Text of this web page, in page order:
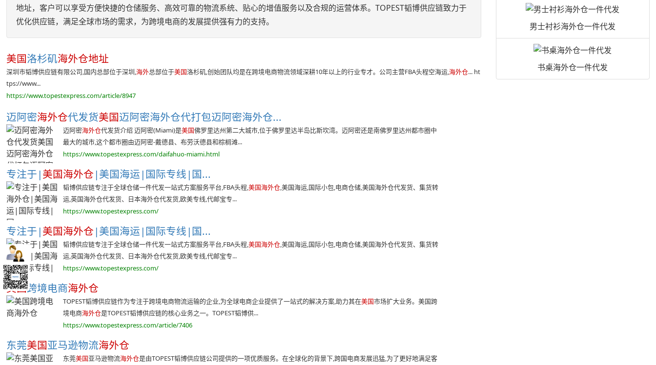
地址，客户可以享受方便快捷的仓储服务、高效可靠的物流系统、贴心的增值服务以及合规的运营体系。TOPEST韬博供应链致力于
优化供应链，满足全球市场的需求，为跨境电商的发展提供强有力的支持。
美国洛杉矶海外仓地址
深圳市韬博供应链有限公司,国内总部位于深圳,海外总部位于美国洛杉矶,创始团队均是在跨境电商物流领域深耕10年以上的行业专才。公司主营FBA头程空海运,海外仓... ht
tps://www...
https://www.topestexpress.com/article/8947
迈阿密海外仓代发货美国迈阿密海外仓代打包迈阿密海外仓...
迈阿密海外仓代发货介绍 迈阿密(Miami)是美国佛罗里达州第二大城市,位于佛罗里达半岛比斯坎湾。迈阿密还是南佛罗里达州都市圈中
最大的城市,这个都市圈由迈阿密-戴德县、布劳沃德县和棕榈滩...
https://www.topestexpress.com/daifahuo-miami.html
专注于|美国海外仓 |美国海运|国际专线|国...
韬博供应链专注于全球仓储一件代发一站式方案服务平台,FBA头程,美国海外仓,美国海运,国际小包,电商仓储,美国海外仓代发货、集货转
运,英国海外仓代发货、日本海外仓代发货,欧美专线,代邮宝专...
https://www.topestexpress.com/
专注于|美国海外仓 |美国海运|国际专线|国...
韬博供应链专注于全球仓储一件代发一站式方案服务平台,FBA头程,美国海外仓,美国海运,国际小包,电商仓储,美国海外仓代发货、集货转
运,英国海外仓代发货、日本海外仓代发货,欧美专线,代邮宝专...
https://www.topestexpress.com/
美国跨境电商海外仓
TOPEST韬博供应链作为专注于跨境电商物流运输的企业,为全球电商企业提供了一站式的解决方案,助力其在美国市场扩大业务。美国跨
境电商海外仓是TOPEST韬博供应链的核心业务之一。TOPEST韬博供...
https://www.topestexpress.com/article/7406
东莞美国亚马逊物流海外仓
东莞美国亚马逊物流海外仓是由TOPEST韬博供应链公司提供的一项优质服务。在全球化的背景下,跨国电商发展迅猛,为了更好地满足客
男士衬衫海外仓一件代发
书桌海外仓一件代发